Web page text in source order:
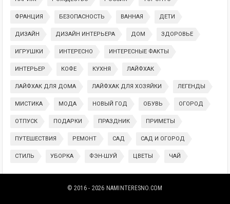
ФРАНЦИЯ БЕЗОПАСНОСТЬ ВАННАЯ ДЕТИ
ДИЗАЙН ДИЗАЙН ИНТЕРЬЕРА ДОМ ЗДОРОВЬЕ
ИГРУШКИ ИНТЕРЕСНО ИНТЕРЕСНЫЕ ФАКТЫ
ИНТЕРЬЕР КОФЕ КУХНЯ ЛАЙФХАК
ЛАЙФХАК ДЛЯ ДОМА ЛАЙФХАК ДЛЯ ХОЗЯЙКИ ЛЕГЕНДЫ
МИСТИКА МОДА НОВЫЙ ГОД ОБУВЬ ОГОРОД
ОТПУСК ПОДАРКИ ПРАЗДНИК ПРИМЕТЫ
ПУТЕШЕСТВИЯ РЕМОНТ САД САД И ОГОРОД
СТИЛЬ УБОРКА ФЭН-ШУЙ ЦВЕТЫ ЧАЙ
© 2016 - 2026 NAMINTERESNO.COM